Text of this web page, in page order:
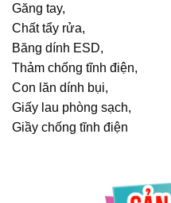
Găng tay,
Chất tẩy rửa,
Băng dính ESD,
Thảm chống tĩnh điện,
Con lăn dính bụi,
Giấy lau phòng sạch,
Giầy chống tĩnh điện